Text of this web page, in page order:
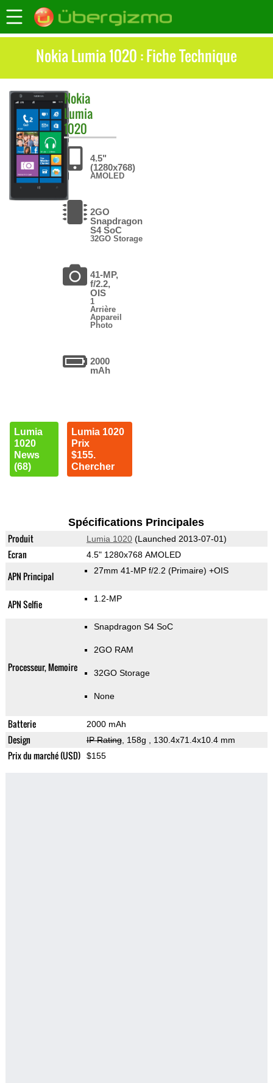
Nokia Lumia 1020 : Fiche Technique
Nokia
Lumia
1020
4.5"
(1280x768)
AMOLED
2GO
Snapdragon
S4 SoC
32GO Storage
41-MP,
f/2.2,
OIS
1
Arrière
Appareil
Photo
2000
mAh
Lumia
1020
News
(68)
Lumia 1020
Prix
$155.
Chercher
Spécifications Principales
Produit Lumia 1020(Launched 2013-07-01)
Ecran 4.5" 1280x768 AMOLED
APN Principal 27mm 41-MP f/2.2 (Primaire) +OIS
APN Selfie 1.2-MP
Processeur, Memoire
Snapdragon S4 SoC
2GO RAM
32GO Storage
None
Batterie 2000 mAh
Design IP Rating, 158g , 130.4x71.4x10.4 mm
Prix du marché (USD) $155